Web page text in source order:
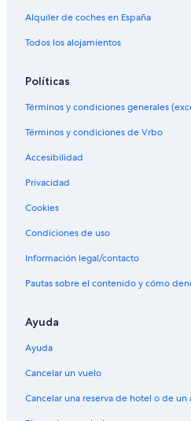
Alquiler de coches en España
Todos los alojamientos
Políticas
Términos y condiciones generales
Términos y condiciones de Vrbo
Accesibilidad
Privacidad
Cookies
Condiciones de uso
Información legal/contacto
Pautas sobre el contenido y cómo
Ayuda
Ayuda
Cancelar un vuelo
Cancelar una reserva de hotel o de un